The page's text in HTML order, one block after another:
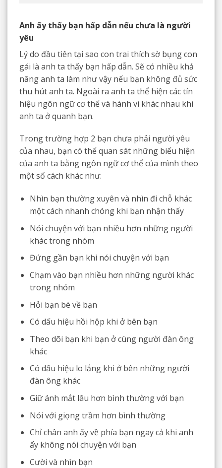
Anh ấy thấy bạn hấp dẫn nếu chưa là người
yêu
Lý do đầu tiên tại sao con trai thích sờ bụng con
gái là anh ta thấy bạn hấp dẫn. Sẽ có nhiều khả
năng anh ta làm như vậy nếu bạn không đủ sức
thu hút anh ta. Ngoài ra anh ta thể hiện các tín
hiệu ngôn ngữ cơ thể và hành vi khác nhau khi
anh ta ở quanh bạn.
Trong trường hợp 2 bạn chưa phải người yêu
của nhau, bạn có thể quan sát những biểu hiện
của anh ta bằng ngôn ngữ cơ thể của mình theo
một số cách khác như:
Nhìn bạn thường xuyên và nhìn đi chỗ khác
một cách nhanh chóng khi bạn nhận thấy
Nói chuyện với bạn nhiều hơn những người
khác trong nhóm
Đứng gần bạn khi nói chuyện với bạn
Chạm vào bạn nhiều hơn những người khác
trong nhóm
Hỏi bạn bè về bạn
Có dấu hiệu hồi hộp khi ở bên bạn
Theo dõi bạn khi bạn ở cùng người đàn ông
khác
Có dấu hiệu lo lắng khi ở bên những người
đàn ông khác
Giữ ánh mắt lâu hơn bình thường với bạn
Nói với giọng trầm hơn bình thường
Chỉ chân anh ấy về phía bạn ngay cả khi anh
ấy không nói chuyện với bạn
Cười và nhìn bạn